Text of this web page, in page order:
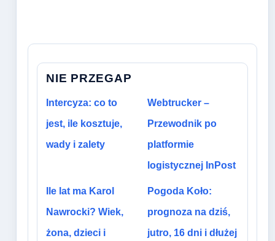
NIE PRZEGAP
Intercyza: co to
jest, ile kosztuje,
wady i zalety
Webtrucker –
Przewodnik po
platformie
logistycznej InPost
Ile lat ma Karol
Nawrocki? Wiek,
żona, dzieci i
Pogoda Koło:
prognoza na dziś,
jutro, 16 dni i dłużej